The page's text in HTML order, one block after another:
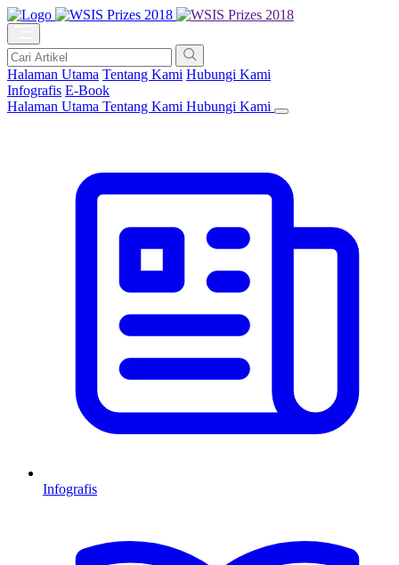
Halaman Utama Tentang Kami Hubungi Kami
Infografis E-Book
Halaman Utama Tentang Kami Hubungi Kami
Infografis